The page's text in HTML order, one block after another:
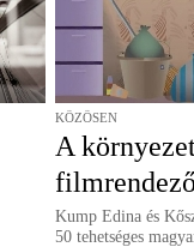
KÖZÖSEN
A
Kump Edina és
50 tehetséges